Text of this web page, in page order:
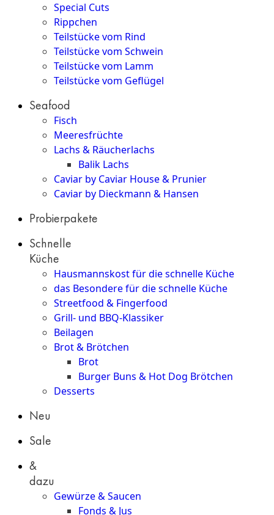
Special Cuts
Rippchen
Teilstücke vom Rind
Teilstücke vom Schwein
Teilstücke vom Lamm
Teilstücke vom Geflügel
Seafood
Fisch
Meeresfrüchte
Lachs & Räucherlachs
Balik Lachs
Caviar by Caviar House & Prunier
Caviar by Dieckmann & Hansen
Probierpakete
Schnelle
Küche
Hausmannskost für die schnelle Küche
das Besondere für die schnelle Küche
Streetfood & Fingerfood
Grill- und BBQ-Klassiker
Beilagen
Brot & Brötchen
Brot
Burger Buns & Hot Dog Brötchen
Desserts
Neu
Sale
&
dazu
Gewürze & Saucen
Fonds & Jus